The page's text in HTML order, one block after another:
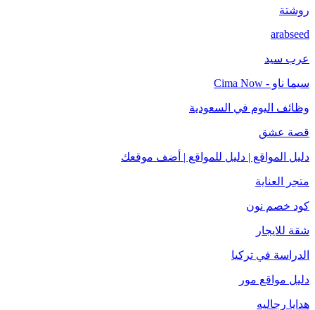
روشتة
arabseed
عرب سيد
سيما ناو - Cima Now
وظائف اليوم في السعودية
قصة عشق
دليل المواقع | دليل للمواقع | أضف موقعك
متجر العناية
كود خصم نون
شقة للايجار
الدراسة في تركيا
دليل مواقع مور
هدايا رجاليه